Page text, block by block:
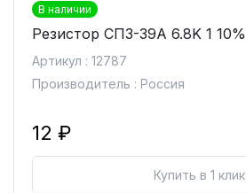
В наличии
Резистор СП3-39А 6.8K 1 10%
Артикул : 12787
Производитель : Россия
12 ₽
Купить в 1 клик